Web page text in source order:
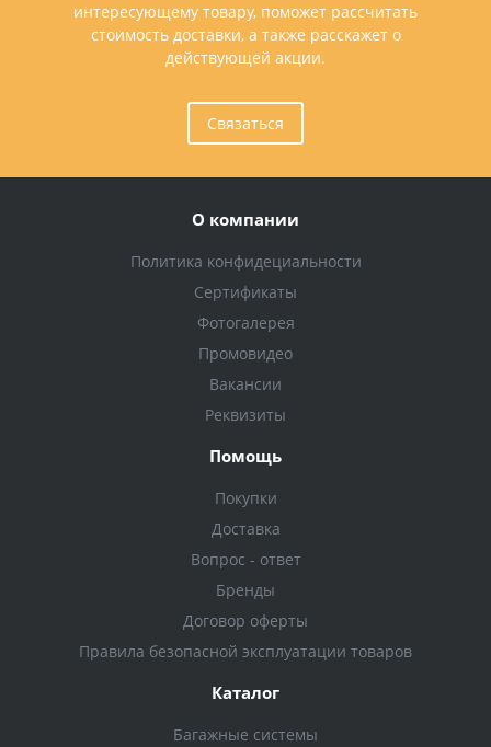
интересующему товару, поможет рассчитать
стоимость доставки, а также расскажет о
действующей акции.
Связаться
О компании
Политика конфидециальности
Сертификаты
Фотогалерея
Промовидео
Вакансии
Реквизиты
Помощь
Покупки
Доставка
Вопрос - ответ
Бренды
Договор оферты
Правила безопасной эксплуатации товаров
Каталог
Багажные системы